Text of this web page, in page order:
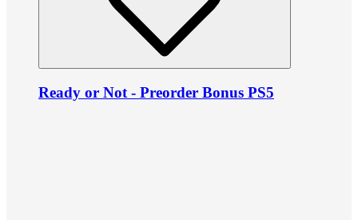
Ready or Not - Preorder Bonus PS5